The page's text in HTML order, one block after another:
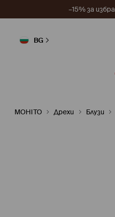
–15% за
BG
MOHITO Дрехи Блузи